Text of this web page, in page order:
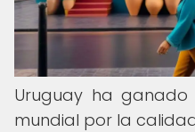
Uruguay ha ganado
mundial por la